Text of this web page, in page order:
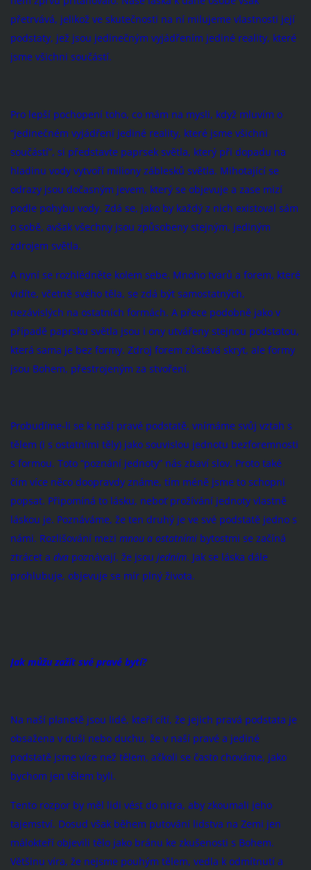
přetrvává, jelikož ve skutečnosti na ní milujeme vlastnosti její
podstaty, jež jsou jedinečným vyjádřením jediné reality, které
jsme všichni součástí.
Pro lepší pochopení toho, co mám na mysli, když mluvím o
“jedinečném vyjádření jediné reality, které jsme všichni
součástí”, si představte paprsek světla, který při dopadu na
hladinu vody vytvoří miliony záblesků světla. Mihotající se
odrazy jsou dočasným jevem, který se objevuje a zase mizí
podle pohybu vody. Zdá se, jako by každý z nich existoval sám
o sobě, avšak všechny jsou způsobeny stejným, jediným
zdrojem světla.
A nyní se rozhlédněte kolem sebe. Mnoho tvarů a forem, které
vidíte, včetně svého těla, se zdá být samostatných,
nezávislých na ostatních formách. A přece podobně jako v
případě paprsku světla jsou i ony utvářeny stejnou podstatou,
která sama je bez formy. Zdroj forem zůstává skryt, ale formy
jsou Bohem, přestrojeným za stvoření.
Probudíme-li se k naší pravé podstatě, vnímáme svůj vztah s
tělem (i s ostatními těly) jako souvislou jednotu bezforemnosti
s formou. Toto “poznání jednoty” nás zbaví slov. Proto také
čím více něco doopravdy známe, tím méně jsme to schopni
popsat. Připomíná to lásku, neboť prožívání jednoty vlastně
láskou je. Poznáváme, že ten druhý je ve své podstatě jedno s
námi. Rozlišování mezi mnou a ostatnímibytostmi se začíná
ztrácet a dva poznávají, že jsou jedním. Jak se láska dále
prohlubuje, objevuje se mír plný života.
Jak můžu zažít své pravé bytí?
Na naší planetě jsou lidé, kteří cítí, že jejich pravá podstata je
obsažena v duši nebo duchu, že v naší pravé a jediné
podstatě jsme více než tělem, ačkoli se často chováme, jako
bychom jen tělem byli.
Tento rozpor by měl lidi vést do nitra, aby zkoumali jeho
tajemství. Dosud však během putování lidstva na Zemi jen
málokteří objevili tělo jako bránu ke zkušenosti s Bohem.
Většinu víra, že nejsme pouhým tělem, vedla k odmítnutí a